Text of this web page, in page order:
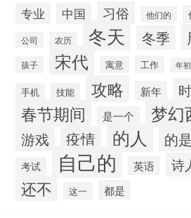
专业 中国 习俗 他们的
公司 农历 冬天 冬季
孩子 宋代 寓意 工作 年初
手机 技能 攻略 新年
春节期间 是一个 梦幻
游戏 疫情 的人 的是
考试
自己的 英语 诗
还不 这一 都是